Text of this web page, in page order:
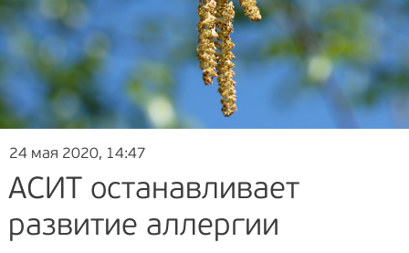
24 мая 2020, 14:47
АСИТ останавливает
развитие аллергии